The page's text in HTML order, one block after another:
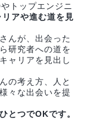
トップエンジニ
アや進む道を見
んが、出会った
研究者への道を
ャリアを見出し
の考え方、人と
々な出会いを提
とつでOKです。